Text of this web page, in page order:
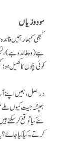
سود و زیاں
کبھی کبھار ہمیں
ہے (وہ فائدہ ہے)،
کوئی بچوں کا کھیل
دراصل، ہمیں اپنے
ہمیشہ جیت کیوں
کرتے۔ کیا کِیا